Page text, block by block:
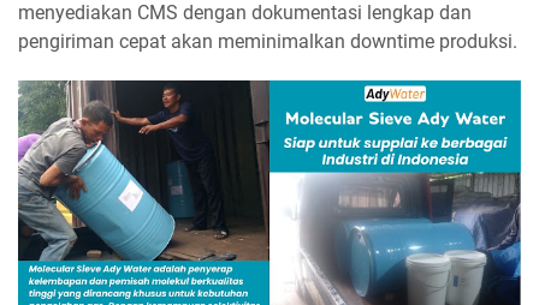
menyediakan CMS dengan dokumentasi lengkap dan
pengiriman cepat akan meminimalkan downtime produksi.